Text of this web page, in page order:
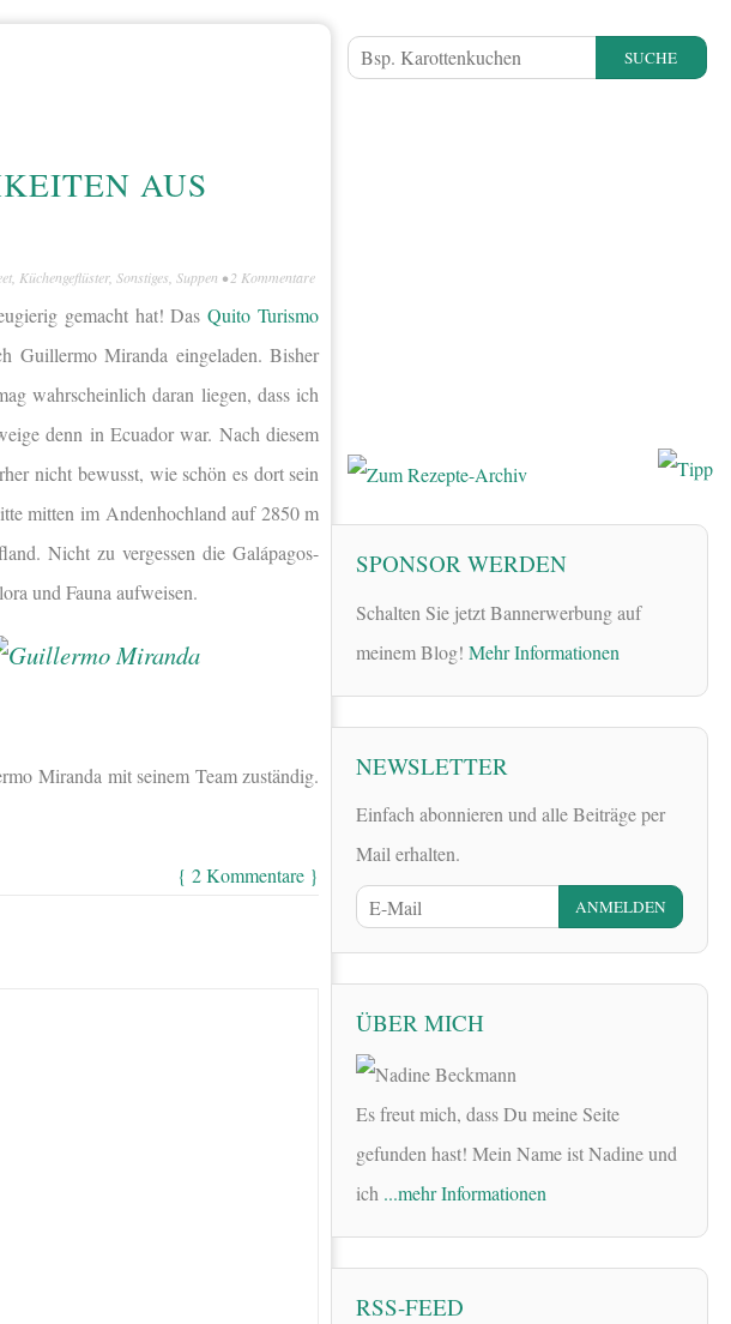
AUS
, Küchengeflüster, Sonstiges, Suppen •2 Kommentare
gemacht hat! DasQuito Turismo
Guillermo Miranda eingeladen. Bisher
wahrscheinlich daran liegen, dass ich
denn in Ecuador war. Nach diesem
nicht bewusst, wie schön es dort sein
mitten im Andenhochland auf 2850 m
Nicht zu vergessen die Galápagos-
und Fauna aufweisen.
Miranda mit seinem Team zuständig.
{ 2 Kommentare }
SUCHE
SPONSOR WERDEN
Schalten Sie jetzt Bannerwerbung auf
meinem Blog! Mehr Informationen
NEWSLETTER
Einfach abonnieren und alle Beiträge per
Mail erhalten.
ÜBER MICH
Es freut mich, dass Du meine Seite
gefunden hast! Mein Name ist Nadine und
ich ...mehr Informationen
RSS-FEED